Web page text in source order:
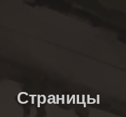
Страницы